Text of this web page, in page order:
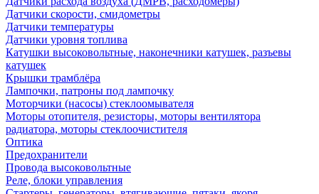
Датчики скорости, смидометры
Датчики температуры
Датчики уровня топлива
Катушки высоковольтные, наконечники катушек, разъевы
катушек
Крышки трамблёра
Лампочки, патроны под лампочку
Моторчики (насосы) стеклоомывателя
Моторы отопителя, резисторы, моторы вентилятора
радиатора, моторы стеклоочистителя
Оптика
Предохранители
Провода высоковольтные
Реле, блоки управления